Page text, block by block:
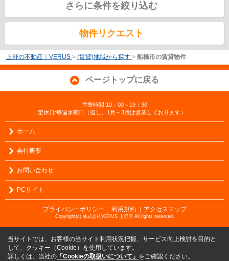
さらに条件を絞り込む
物件リクエスト
上野の不動産｜VERUS > (賃貸)地域から探す > 船橋市の賃貸物件
ページトップに戻る
営業時間:10：00～19：30
定休日:毎週水曜日（但し、1月～3月は営業しております）
ホーム
会社概要
お問い合わせ
PCサイト
プライバシーポリシー ｜ 利用規約 ｜アクセスマップ
Copyright(c) 株式会社VERUS 上野店 All rights reserved.
当サイトでは、お客様の当サイト利用状況把握、サービス向上検討を目的と
して、クッキー（Cookie）を使用しています。
詳しくは、当社の 「Cookieの取扱いについて」 をご確認ください。